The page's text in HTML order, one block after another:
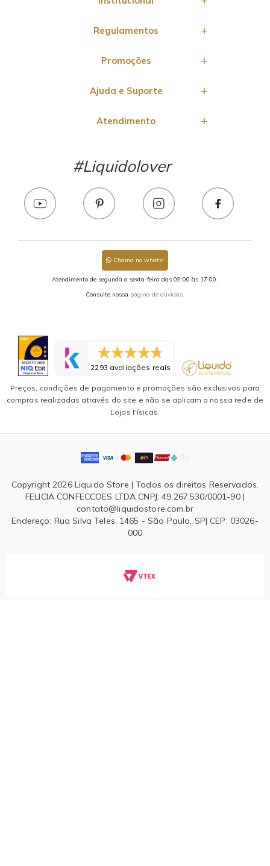
Regulamentos
Promoções
Ajuda e Suporte
Atendimento
#Liquidolover
Chama no whats!
Atendimento de segunda a sexta-feira das 09:00 às 17:00.
Consulte nossa página de dúvidas.
2293 avaliações reais
Preços, condições de pagamento e promoções são exclusivos para
compras realizadas através do site e não se aplicam a nossa rede de
Lojas Físicas.
Copyright 2026 Liquido Store | Todos os direitos Reservados.
FELICIA CONFECCOES LTDA CNPJ: 49.267.530/0001-90 |
contato@liquidostore.com.br
Endereço: Rua Silva Teles, 1465 - São Paulo, SP| CEP: 03026-
000